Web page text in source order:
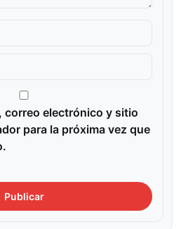
correo electrónico y sitio
para la próxima vez que